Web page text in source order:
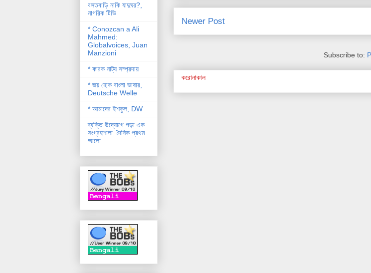
Newer Post
Subscribe to:
করোনাকাল
বসতবাড়ি নাকি যাদুঘর?,
নাগরিক টিভি
* Conozcan a Ali
Mahmed:
Globalvoices, Juan
Manzioni
* কারক নাট্য সম্প্রদায়
* জয় হোক বাংলা ভাষার,
Deutsche Welle
* আমাদের ইশকুল, DW
ব্যক্তি উদ্যোগে গড়া এক
সংগ্রহশালা: দৈনিক প্রথম
আলো